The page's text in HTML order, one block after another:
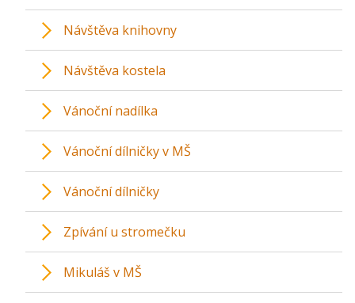
Návštěva knihovny
Návštěva kostela
Vánoční nadílka
Vánoční dílničky v MŠ
Vánoční dílničky
Zpívání u stromečku
Mikuláš v MŠ